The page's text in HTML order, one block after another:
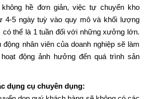
hề đơn giản, việc tự chuyển kho
4-5 ngày tuỳ vào quy mô và khối lượng
có thể là 1 tuần đối với những xưởng lớn.
nhân viên của doanh nghiệp sẽ làm
động ảnh hưởng đến quá trình sản
dụng cụ chuyên dụng: